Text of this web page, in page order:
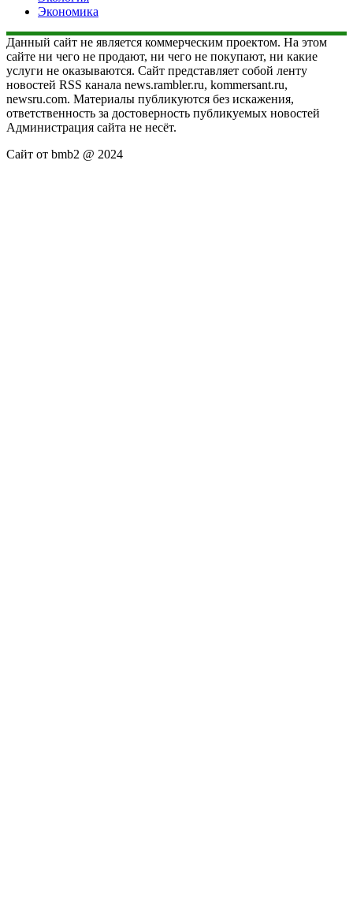
Экономика
Данный сайт не является коммерческим проектом. На этом
сайте ни чего не продают, ни чего не покупают, ни какие
услуги не оказываются. Сайт представляет собой ленту
новостей RSS канала news.rambler.ru, kommersant.ru,
newsru.com. Материалы публикуются без искажения,
ответственность за достоверность публикуемых новостей
Администрация сайта не несёт.
Сайт от bmb2 @ 2024